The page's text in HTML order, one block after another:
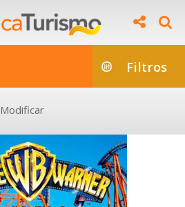
Filtros
Modificar